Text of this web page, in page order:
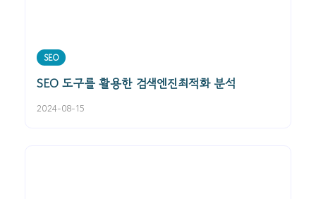
SEO
SEO 도구를 활용한 검색엔진최적화 분석
2024-08-15